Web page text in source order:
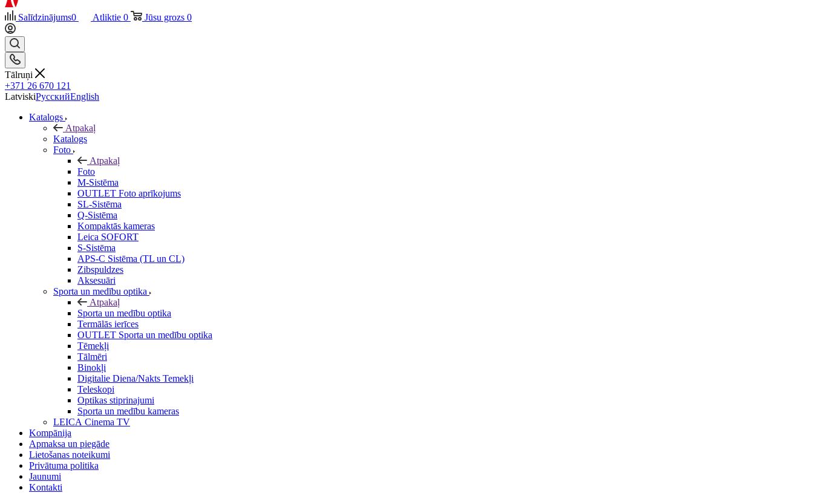
Salīdzinājums0 Atliktie 0 Jūsu grozs 0
Tālruņi
+371 26 670 121
LatviskiРусскийEnglish
Katalogs
Atpakaļ
Katalogs
Foto
Atpakaļ
Foto
M-Sistēma
OUTLET Foto aprīkojums
SL-Sistēma
Q-Sistēma
Kompaktās kameras
Leica SOFORT
S-Sistēma
APS-C Sistēma (TL un CL)
Zibspuldzes
Aksesuāri
Sporta un medību optika
Atpakaļ
Sporta un medību optika
Termālās ierīces
OUTLET Sporta un medību optika
Tēmekļi
Tālmēri
Binokļi
Digitalie Diena/Nakts Temekļi
Teleskopi
Optikas stiprinajumi
Sporta un medību kameras
LEICA Cinema TV
Kompānija
Apmaksa un piegāde
Lietošanas noteikumi
Privātuma politika
Jaunumi
Kontakti